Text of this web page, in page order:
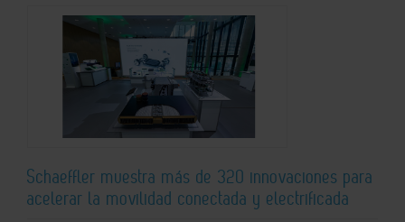
Schaeffler muestra más de 320 innovaciones para
acelerar la movilidad conectada y electrificada